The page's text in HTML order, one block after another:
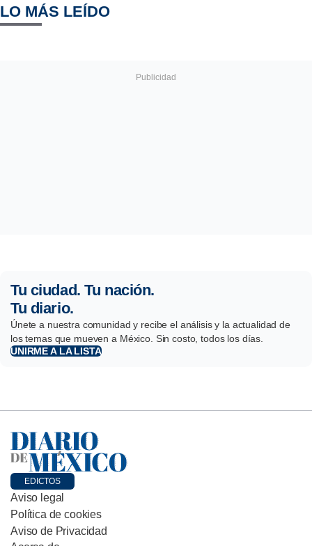
LO MÁS LEÍDO
Tu ciudad. Tu nación.
Tu diario.
Únete a nuestra comunidad y recibe el análisis y la actualidad de
los temas que mueven a México. Sin costo, todos los días.
UNIRME A LA LISTA
EDICTOS
Aviso legal
Política de cookies
Aviso de Privacidad